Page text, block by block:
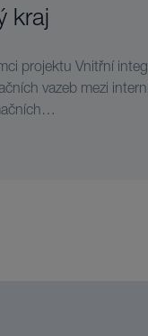
kraj
projektu Vnitřní
vazeb mezi